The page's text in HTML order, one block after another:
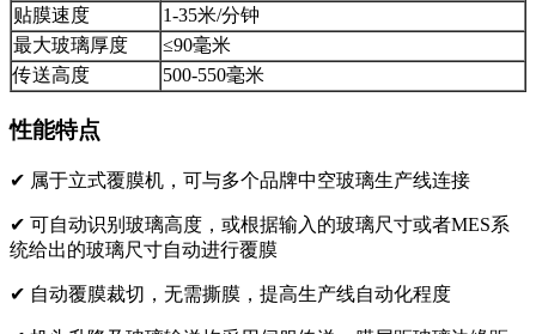
贴膜速度
1-35米/分钟
最大玻璃厚度
≤90毫米
传送高度
500-550毫米
性能特点
✔ 属于立式覆膜机，可与多个品牌中空玻璃生产线连接
✔ 可自动识别玻璃高度，或根据输入的玻璃尺寸或者MES系
统给出的玻璃尺寸自动进行覆膜
✔ 自动覆膜裁切，无需撕膜，提高生产线自动化程度